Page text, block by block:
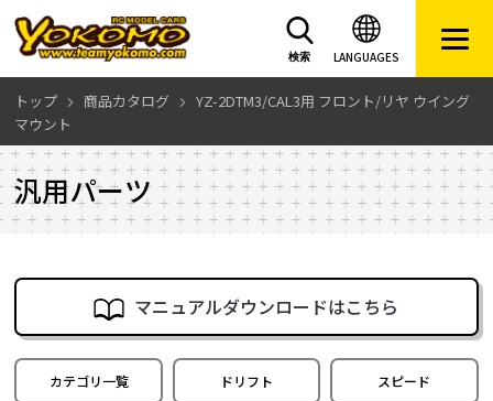
LANGUAGES
検索
トップ 商品カタログ
YZ-2DTM3/CAL3用 フロント/リヤ ウイング
マウント
汎用パーツ
マニュアルダウンロードはこちら
カテゴリ一覧 ドリフト スピード